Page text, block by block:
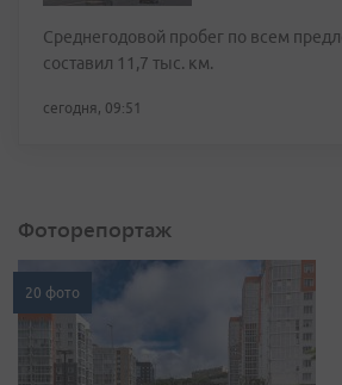
Среднегодовой пробег по всем
составил 11,7 тыс. км.
сегодня, 09:51
Фоторепортаж
20 фото